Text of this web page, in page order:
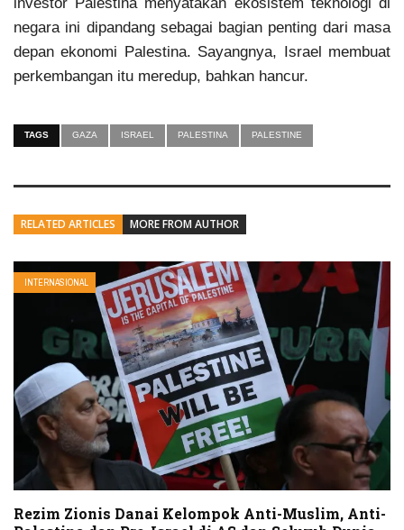
investor Palestina menyatakan ekosistem teknologi di
negara ini dipandang sebagai bagian penting dari masa
depan ekonomi Palestina. Sayangnya, Israel membuat
perkembangan itu meredup, bahkan hancur.
TAGS GAZA ISRAEL PALESTINA PALESTINE
RELATED ARTICLES MORE FROM AUTHOR
INTERNASIONAL
Rezim Zionis Danai Kelompok Anti-Muslim, Anti-